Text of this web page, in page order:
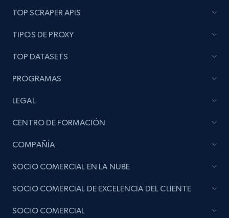
TOP SCRAPER APIS
TIPOS DE PROXY
TOP DATASETS
PROGRAMAS
LEGAL
CENTRO DE FORMACIÓN
COMPAÑÍA
SOCIO COMERCIAL EN LA NUBE
SOCIO COMERCIAL DE EXCELENCIA DEL CLIENTE
SOCIO COMERCIAL